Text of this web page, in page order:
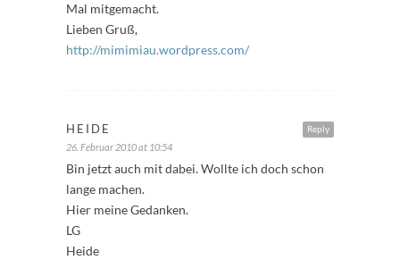
Mal mitgemacht.
Lieben Gruß,
http://mimimiau.wordpress.com/
Reply
HEIDE
26. Februar 2010 at 10:54
Bin jetzt auch mit dabei. Wollte ich doch schon
lange machen.
Hier meine Gedanken.
LG
Heide